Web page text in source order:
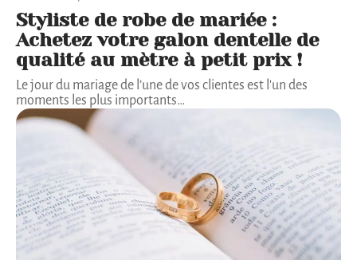
Styliste de robe de mariée :
Achetez votre galon dentelle de
qualité au mètre à petit prix !
Le jour du mariage de l’une de vos clientes est l'un des
moments les plus importants…